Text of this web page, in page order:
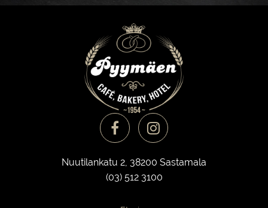
Nuutilankatu 2, 38200 Sastamala
(03) 512 3100